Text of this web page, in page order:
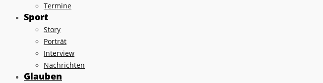
Termine
Sport
Story
Porträt
Interview
Nachrichten
Glauben